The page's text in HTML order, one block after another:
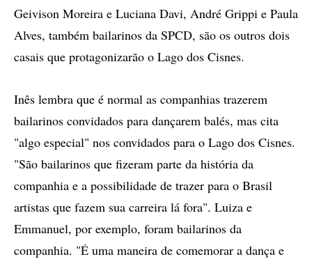
Geivison Moreira e Luciana Davi, André Grippi e Paula
Alves, também bailarinos da SPCD, são os outros dois
casais que protagonizarão o Lago dos Cisnes.
Inês lembra que é normal as companhias trazerem
bailarinos convidados para dançarem balés, mas cita
"algo especial" nos convidados para o Lago dos Cisnes.
"São bailarinos que fizeram parte da história da
companhia e a possibilidade de trazer para o Brasil
artistas que fazem sua carreira lá fora". Luiza e
Emmanuel, por exemplo, foram bailarinos da
companhia. "É uma maneira de comemorar a dança e